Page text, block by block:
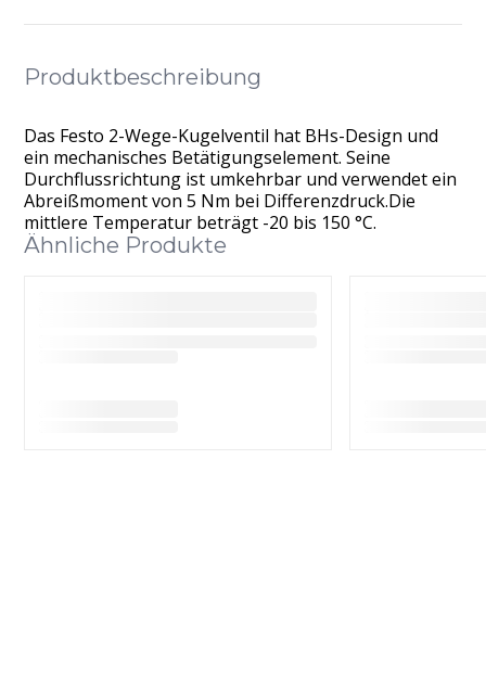
Produktbeschreibung
Das Festo 2-Wege-Kugelventil hat BHs-Design und
ein mechanisches Betätigungselement. Seine
Durchflussrichtung ist umkehrbar und verwendet ein
Abreißmoment von 5 Nm bei Differenzdruck.Die
mittlere Temperatur beträgt -20 bis 150 °C.
Ähnliche Produkte